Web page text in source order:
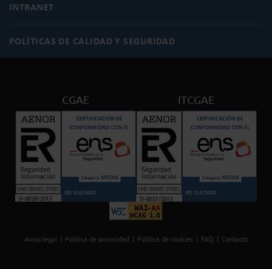
INTRANET
POLÍTICAS DE CALIDAD Y SEGURIDAD
CGAE ITCGAE
Aviso legal Política de privacidad Política de cookies FAQ Contacto